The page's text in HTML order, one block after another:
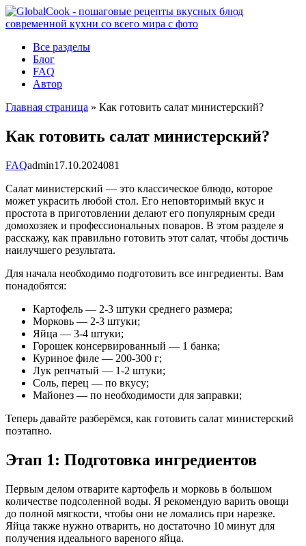
Перейти
к
Все разделы
Блог
FAQ
Автор
Главная страница » Как готовить салат министерский?
Как готовить салат министерский?
FAQadmin17.10.2024081
Салат министерский — это классическое блюдо, которое
может украсить любой стол. Его неповторимый вкус и
простота в приготовлении делают его популярным среди
домохозяек и профессиональных поваров. В этом разделе я
расскажу, как правильно готовить этот салат, чтобы достичь
наилучшего результата.
Для начала необходимо подготовить все ингредиенты. Вам
понадобятся:
Картофель — 2-3 штуки среднего размера;
Морковь — 2-3 штуки;
Яйца — 3-4 штуки;
Горошек консервированный — 1 банка;
Куриное филе — 200-300 г;
Лук репчатый — 1-2 штуки;
Соль, перец — по вкусу;
Майонез — по необходимости для заправки;
Теперь давайте разберёмся, как готовить салат министерский
поэтапно.
Этап 1: Подготовка ингредиентов
Первым делом отварите картофель и морковь в большом
количестве подсоленной воды. Я рекомендую варить овощи
до полной мягкости, чтобы они не ломались при нарезке.
Яйца также нужно отварить, но достаточно 10 минут для
получения идеального вареного яйца.